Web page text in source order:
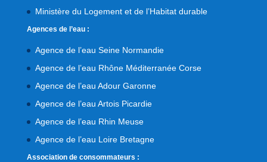
Ministère du Logement et de l’Habitat durable
Agences de l’eau :
Agence de l’eau Seine Normandie
Agence de l’eau Rhône Méditerranée Corse
Agence de l’eau Adour Garonne
Agence de l’eau Artois Picardie
Agence de l’eau Rhin Meuse
Agence de l’eau Loire Bretagne
Association de consommateurs :